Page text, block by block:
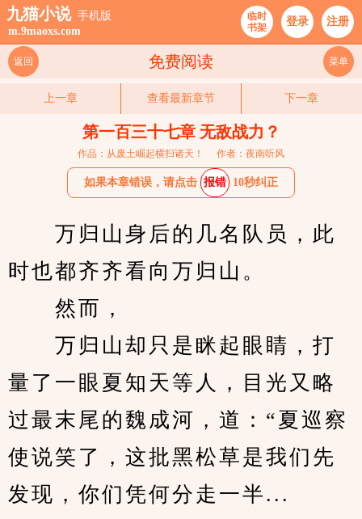
九猫小说 手机版
m.9maoxs.com
临时
书架
登录 注册
免费阅读
返回 菜单
上一章 查看最新章节 下一章
第一百三十七章 无敌战力？
作品：从废土崛起横扫诸天！ 作者：夜南听风
如果本章错误，请点击 报错 10秒纠正
万归山身后的几名队员，此
时也都齐齐看向万归山。
然而，
万归山却只是眯起眼睛，打
量了一眼夏知天等人，目光又略
过最末尾的魏成河，道：“夏巡察
使说笑了，这批黑松草是我们先
发现，你们凭何分走一半...